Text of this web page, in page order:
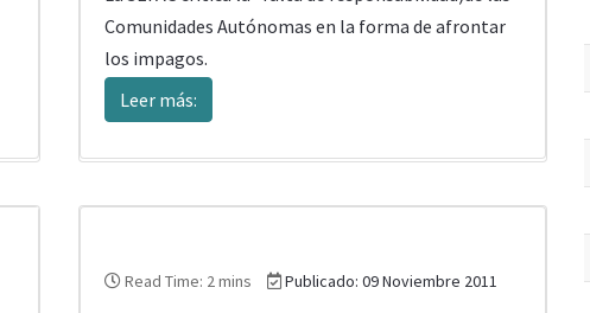
Comunidades Autónomas en la forma de afrontar
los impagos.
Leer más:
Read Time: 2 mins Publicado: 09 Noviembre 2011